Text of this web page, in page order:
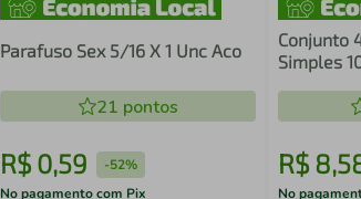
Parafuso Sex 5/16 X 1 Unc Aco
21 pontos
R$ 0,59 -52%
No pagamento com Pix
Conjunto
Simples
R$8,
No